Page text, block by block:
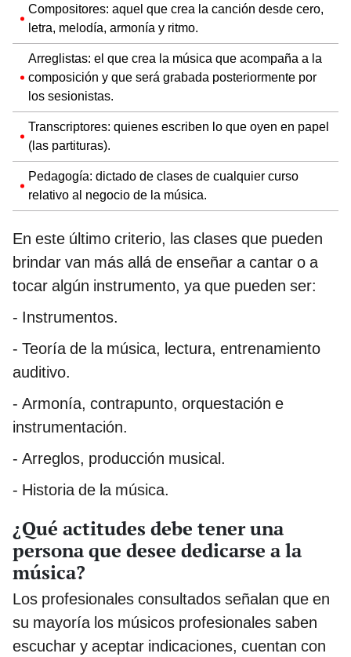
Compositores: aquel que crea la canción desde cero,
letra, melodía, armonía y ritmo.
Arreglistas: el que crea la música que acompaña a la
composición y que será grabada posteriormente por
los sesionistas.
Transcriptores: quienes escriben lo que oyen en papel
(las partituras).
Pedagogía: dictado de clases de cualquier curso
relativo al negocio de la música.
En este último criterio, las clases que pueden
brindar van más allá de enseñar a cantar o a
tocar algún instrumento, ya que pueden ser:
- Instrumentos.
- Teoría de la música, lectura, entrenamiento
auditivo.
- Armonía, contrapunto, orquestación e
instrumentación.
- Arreglos, producción musical.
- Historia de la música.
¿Qué actitudes debe tener una
persona que desee dedicarse a la
música?
Los profesionales consultados señalan que en
su mayoría los músicos profesionales saben
escuchar y aceptar indicaciones, cuentan con